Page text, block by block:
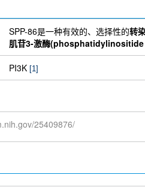
TG100-115 XL147 analogue
inhibitor 1 (Compound 19)
(Inavolisib)
AMG319
Paxalisib
AZD8835
PI3 Kinase p110β
Inhibitor 1 (compound 7n)
PI3 Kinase p55 gamma Rabbit
SPP-86是一种有效的、选择性的转
肌苷3-激酶
PI3K [1]
25409876/